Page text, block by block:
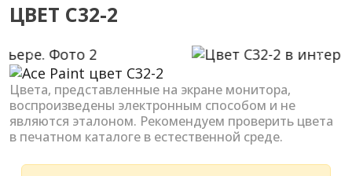
ЦВЕТ C32-2
Previous Next
Цвета, представленные на экране монитора,
воспроизведены электронным способом и не
являются эталоном. Рекомендуем проверить цвета
в печатном каталоге в естественной среде.